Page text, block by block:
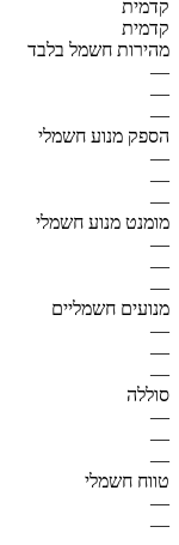
קדמית
קדמית
מהירות חשמל בלבד
—
—
—
הספק מנוע חשמלי
—
—
—
מומנט מנוע חשמלי
—
—
—
מנועים חשמליים
—
—
—
סוללה
—
—
—
טווח חשמלי
—
—